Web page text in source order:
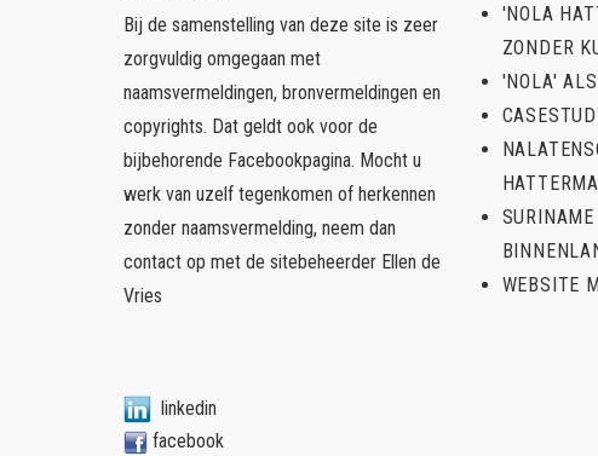
Bij de samenstelling van deze site is zeer
zorgvuldig omgegaan met
naamsvermeldingen, bronvermeldingen en
copyrights. Dat geldt ook voor de
bijbehorende Facebookpagina. Mocht u
werk van uzelf tegenkomen of herkennen
zonder naamsvermelding, neem dan
contact op met de sitebeheerder Ellen de
Vries
linkedin
facebook
'NOLA
ZONDER
'NOLA'
WEBSITE